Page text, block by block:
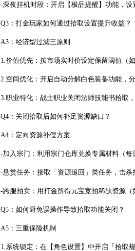
-深夜挂机时段：开启【极品提醒】功能，
Q3：打金玩家如何通过拾取设置提升收益？
A3：经济型过滤三原则
1.价值优先：按市场实时价设定保留阈值（
2.空间优化：开启自动分解白色装备功能，
3.职业特化：战士职业关闭法师技能书拾取
Q4：关闭拾取后如何补足资源缺口？
A4：定向资源补偿方案
-加入宗门：利用宗门仓库兑换专属材料（每
-悬赏任务：接取「资源追回」类任务，击
-跨服拍卖：用打金所得元宝竞拍稀缺资源（
Q5：如何避免误操作导致拾取功能关闭？
A5：三重保险机制
1.系统锁定：在【角色设置】中开启「拾取